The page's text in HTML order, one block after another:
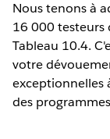
Nous tenons à
16 000 testeurs
Tableau 10.4.
votre
exceptionnelles
des